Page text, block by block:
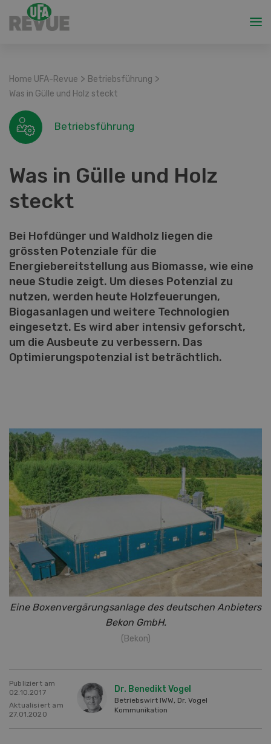
Home UFA-Revue > Betriebsführung >
Was in Gülle und Holz steckt
Betriebsführung
Was in Gülle und Holz
steckt
Bei Hofdünger und Waldholz liegen die
grössten Potenziale für die
Energiebereitstellung aus Biomasse, wie eine
neue Studie zeigt. Um dieses Potenzial zu
nutzen, werden heute Holzfeuerungen,
Biogasanlagen und weitere Technologien
eingesetzt. Es wird aber intensiv geforscht,
um die Ausbeute zu verbessern. Das
Optimierungspotenzial ist beträchtlich.
Eine Boxenvergärungsanlage des deutschen Anbieters
Bekon GmbH.
(Bekon)
Publiziert am
02.10.2017
Aktualisiert am
27.01.2020
Dr. Benedikt Vogel
Betriebswirt IWW, Dr. Vogel
Kommunikation